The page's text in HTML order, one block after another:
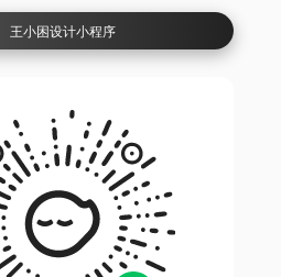
王小困设计小程序